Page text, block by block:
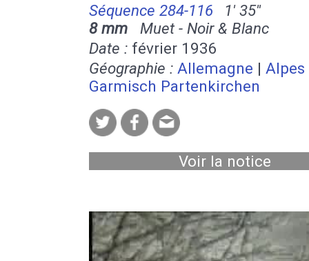
Séquence 284-116
1' 35''
8 mm Muet - Noir & Blanc
Date : février 1936
Géographie : Allemagne | Alpes
Garmisch Partenkirchen
Voir la notice